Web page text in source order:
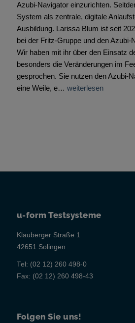
Azubi-Navigator einzurichten.
System als zentrale, digitale
Ausbildung. Larissa Blum ist seit
bei der Fritz-Gruppe und den Azubi-
Wir haben mit ihr über den Einsatz
besonders die Veränderungen im
gesprochen. Sie nutzen den Azubi-
eine Weile, e… weiterlesen
u-form Testsysteme
Klauberger Straße 1
42651 Solingen
Tel: (02 12) 260 498-0
Fax: (02 12) 260 498-43
Folgen Sie uns!